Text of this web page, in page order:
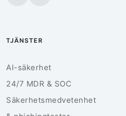
TJÄNSTER
AI-säkerhet
24/7 MDR & SOC
Säkerhetsmedvetenhet